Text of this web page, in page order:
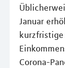
Januar
Corona-